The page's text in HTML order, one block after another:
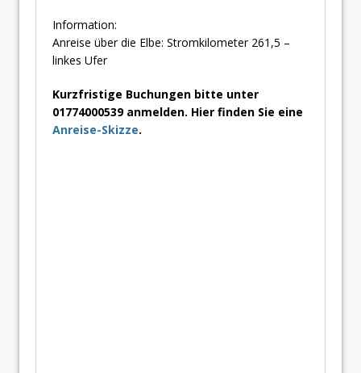
Information:
Anreise über die Elbe: Stromkilometer 261,5 –
linkes Ufer
Kurzfristige Buchungen bitte unter
01774000539 anmelden. Hier finden Sie eine
Anreise-Skizze.